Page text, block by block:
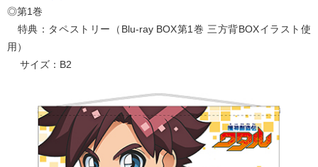
◎第1巻
特典：タペストリー（Blu-ray BOX第1巻 三方背BOXイラスト使
用）
サイズ：B2